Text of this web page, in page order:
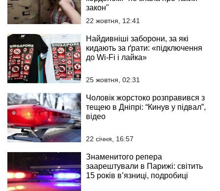
закон"
22 жовтня, 12:41
Найдивніші заборони, за які
кидають за ґрати: «підключення
до Wi-Fi і лайка»
25 жовтня, 02:31
Чоловік жорстоко розправився з
тещею в Дніпрі: “Кинув у підвал”,
відео
22 січня, 16:57
Знаменитого репера
заарештували в Парижі: світить
15 років в’язниці, подробиці